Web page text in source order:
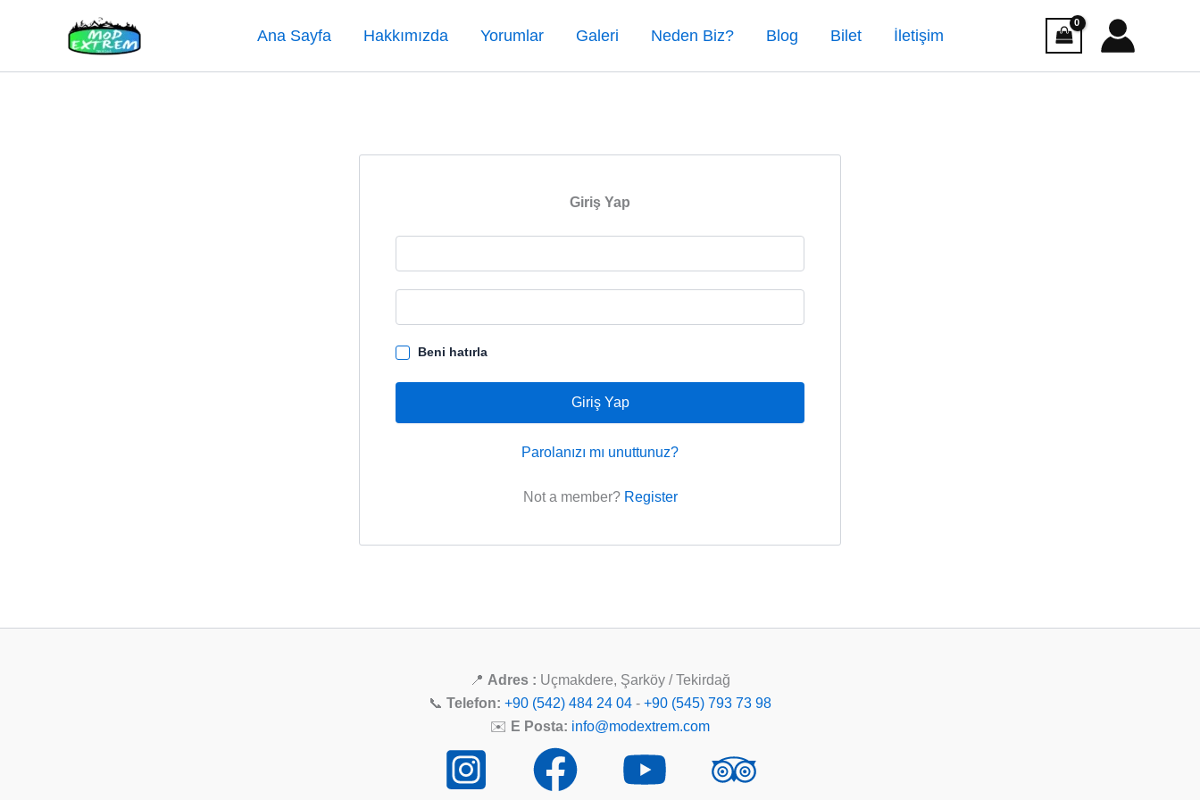
Ana Sayfa Hakkımızda Yorumlar Galeri Neden Biz? Blog Bilet İletişim
Giriş Yap
Beni hatırla
Giriş Yap
Parolanızı mı unuttunuz?
Not a member? Register
📍 Adres : Uçmakdere, Şarköy / Tekirdağ
📞 Telefon: +90 (542) 484 24 04 - +90 (545) 793 73 98
✉️ E Posta: info@modextrem.com